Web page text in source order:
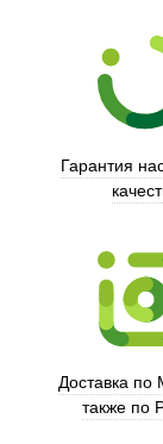
Гарантия
Доставка по
также по